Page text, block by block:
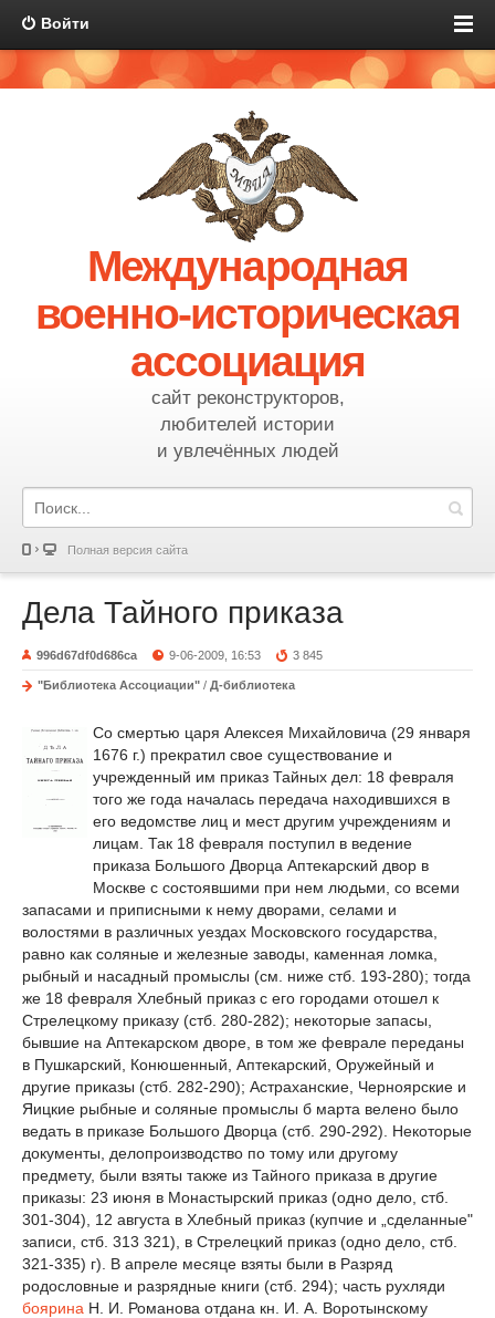
Войти
Международная
военно-историческая
ассоциация
сайт реконструкторов,
любителей истории
и увлечённых людей
Полная версия сайта
Дела Тайного приказа
996d67df0d686ca 9-06-2009, 16:53 3 845
"Библиотека Ассоциации" / Д-библиотека
Со смертью царя Алексея Михайловича (29 января
1676 г.) прекратил свое существование и
учрежденный им приказ Тайных дел: 18 февраля
того же года началась передача находившихся в
его ведомстве лиц и мест другим учреждениям и
лицам. Так 18 февраля поступил в ведение
приказа Большого Дворца Аптекарский двор в
Москве с состоявшими при нем людьми, со всеми
запасами и приписными к нему дворами, селами и
волостями в различных уездах Московского государства,
равно как соляные и железные заводы, каменная ломка,
рыбный и насадный промыслы (см. ниже стб. 193-280); тогда
же 18 февраля Хлебный приказ с его городами отошел к
Стрелецкому приказу (стб. 280-282); некоторые запасы,
бывшие на Аптекарском дворе, в том же феврале переданы
в Пушкарский, Конюшенный, Аптекарский, Оружейный и
другие приказы (стб. 282-290); Астраханские, Черноярские и
Яицкие рыбные и соляные промыслы б марта велено было
ведать в приказе Большого Дворца (стб. 290-292). Некоторые
документы, делопроизводство по тому или другому
предмету, были взяты также из Тайного приказа в другие
приказы: 23 июня в Монастырский приказ (одно дело, стб.
301-304), 12 августа в Хлебный приказ (купчие и „сделанные"
записи, стб. 313 321), в Стрелецкий приказ (одно дело, стб.
321-335) г). В апреле месяце взяты были в Разряд
родословные и разрядные книги (стб. 294); часть рухляди
боярина Н. И. Романова отдана кн. И. А. Воротынскому